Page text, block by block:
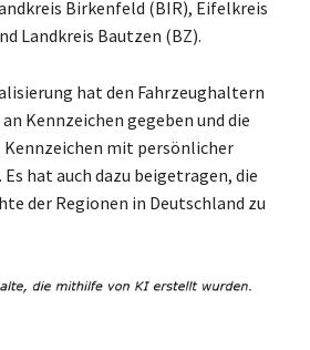
Birkenfeld (BIR), Eifelkreis
Landkreis Bautzen (BZ).
hat den Fahrzeughaltern
Kennzeichen gegeben und die
mit persönlicher
hat auch dazu beigetragen, die
der Regionen in Deutschland zu